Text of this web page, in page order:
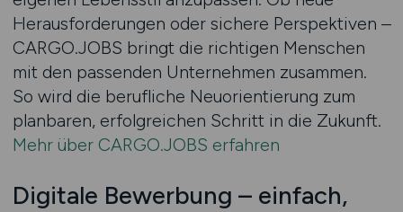
Herausforderungen oder sichere Perspektiven –
CARGO.JOBS bringt die richtigen Menschen
mit den passenden Unternehmen zusammen.
So wird die berufliche Neuorientierung zum
planbaren, erfolgreichen Schritt in die Zukunft.
Mehr über CARGO.JOBS erfahren
Digitale Bewerbung – einfach,